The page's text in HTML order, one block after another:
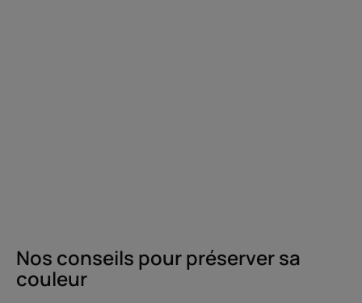
Nos conseils pour préserver sa
couleur